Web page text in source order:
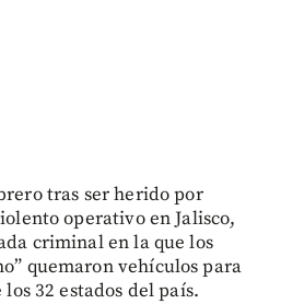
tras ser herido por
operativo en Jalisco,
criminal en la que los
quemaron vehículos para
32 estados del país.